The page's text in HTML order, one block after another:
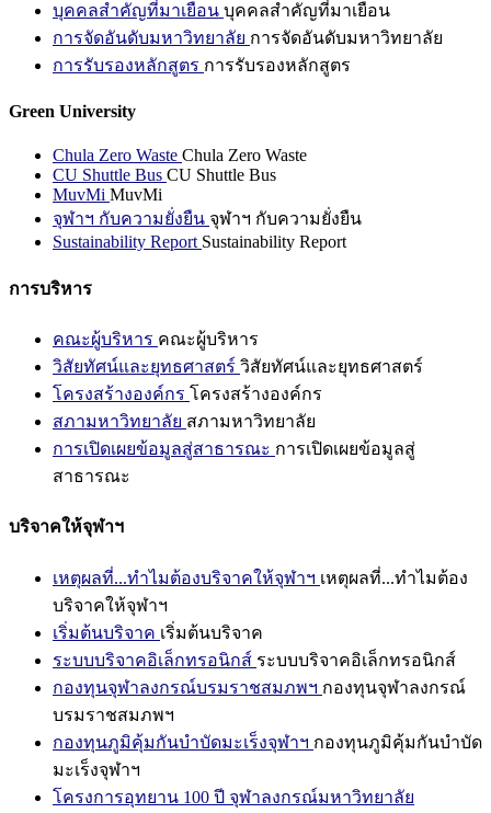
บุคคลสำคัญที่มาเยือน บุคคลสำคัญที่มาเยือน
การจัดอันดับมหาวิทยาลัย การจัดอันดับมหาวิทยาลัย
การรับรองหลักสูตร การรับรองหลักสูตร
Green University
Chula Zero Waste Chula Zero Waste
CU Shuttle Bus CU Shuttle Bus
MuvMi MuvMi
จุฬาฯ กับความยั่งยืน จุฬาฯ กับความยั่งยืน
Sustainability Report Sustainability Report
การบริหาร
คณะผู้บริหาร คณะผู้บริหาร
วิสัยทัศน์และยุทธศาสตร์ วิสัยทัศน์และยุทธศาสตร์
โครงสร้างองค์กร โครงสร้างองค์กร
สภามหาวิทยาลัย สภามหาวิทยาลัย
การเปิดเผยข้อมูลสู่สาธารณะ การเปิดเผยข้อมูลสู่
สาธารณะ
บริจาคให้จุฬาฯ
เหตุผลที่...ทำไมต้องบริจาคให้จุฬาฯ เหตุผลที่...ทำไมต้อง
บริจาคให้จุฬาฯ
เริ่มต้นบริจาค เริ่มต้นบริจาค
ระบบบริจาคอิเล็กทรอนิกส์ ระบบบริจาคอิเล็กทรอนิกส์
กองทุนจุฬาลงกรณ์บรมราชสมภพฯ กองทุนจุฬาลงกรณ์
บรมราชสมภพฯ
กองทุนภูมิคุ้มกันบำบัดมะเร็งจุฬาฯ กองทุนภูมิคุ้มกันบำบัด
มะเร็งจุฬาฯ
โครงการอุทยาน 100 ปี จุฬาลงกรณ์มหาวิทยาลัย